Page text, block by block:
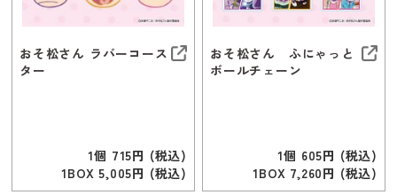
おそ松さん ラバーコース
ター
1個 715円 (税込)
1BOX 5,005円 (税込)
おそ松さん ふにゃっと
ボールチェーン
1個 605円 (税込)
1BOX 7,260円 (税込)